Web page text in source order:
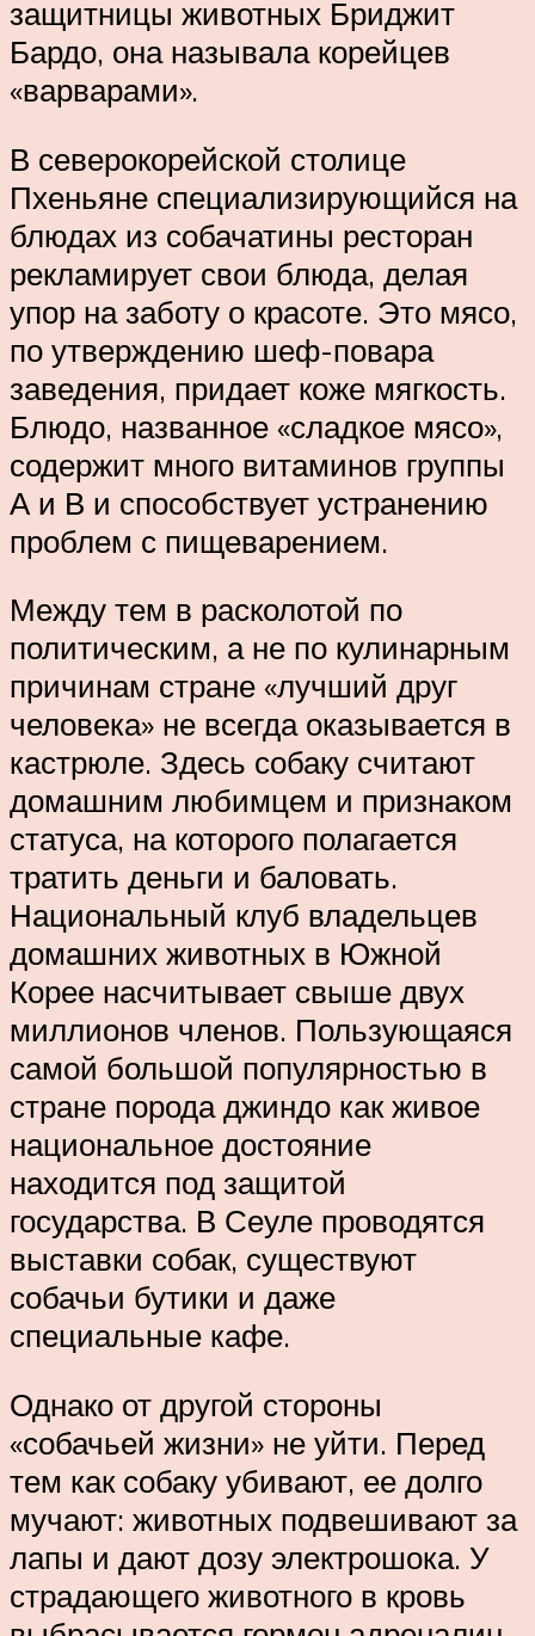
защитницы животных Бриджит
Бардо, она называла корейцев
«варварами».
В северокорейской столице
Пхеньяне специализирующийся на
блюдах из собачатины ресторан
рекламирует свои блюда, делая
упор на заботу о красоте. Это мясо,
по утверждению шеф-повара
заведения, придает коже мягкость.
Блюдо, названное «сладкое мясо»,
содержит много витаминов группы
А и В и способствует устранению
проблем с пищеварением.
Между тем в расколотой по
политическим, а не по кулинарным
причинам стране «лучший друг
человека» не всегда оказывается в
кастрюле. Здесь собаку считают
домашним любимцем и признаком
статуса, на которого полагается
тратить деньги и баловать.
Национальный клуб владельцев
домашних животных в Южной
Корее насчитывает свыше двух
миллионов членов. Пользующаяся
самой большой популярностью в
стране порода джиндо как живое
национальное достояние
находится под защитой
государства. В Сеуле проводятся
выставки собак, существуют
собачьи бутики и даже
специальные кафе.
Однако от другой стороны
«собачьей жизни» не уйти. Перед
тем как собаку убивают, ее долго
мучают: животных подвешивают за
лапы и дают дозу электрошока. У
страдающего животного в кровь